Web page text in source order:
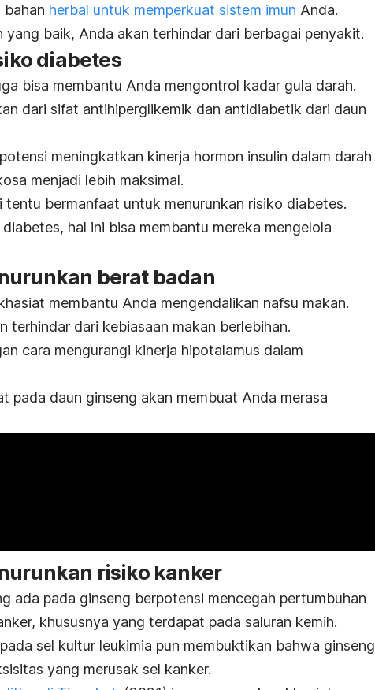
bahan herbal untuk memperkuat sistem imun Anda.
yang baik, Anda akan terhindar dari berbagai penyakit.
diabetes
bisa membantu Anda mengontrol kadar gula darah.
dari sifat antihiperglikemik dan antidiabetik dari daun
meningkatkan kinerja hormon insulin dalam darah
menjadi lebih maksimal.
tentu bermanfaat untuk menurunkan risiko diabetes.
hal ini bisa membantu mereka mengelola
berat badan
membantu Anda mengendalikan nafsu makan.
terhindar dari kebiasaan makan berlebihan.
cara mengurangi kinerja hipotalamus dalam
pada daun ginseng akan membuat Anda merasa
risiko kanker
ada pada ginseng berpotensi mencegah pertumbuhan
khususnya yang terdapat pada saluran kemih.
sel kultur leukimia pun membuktikan bahwa ginseng
yang merusak sel kanker.